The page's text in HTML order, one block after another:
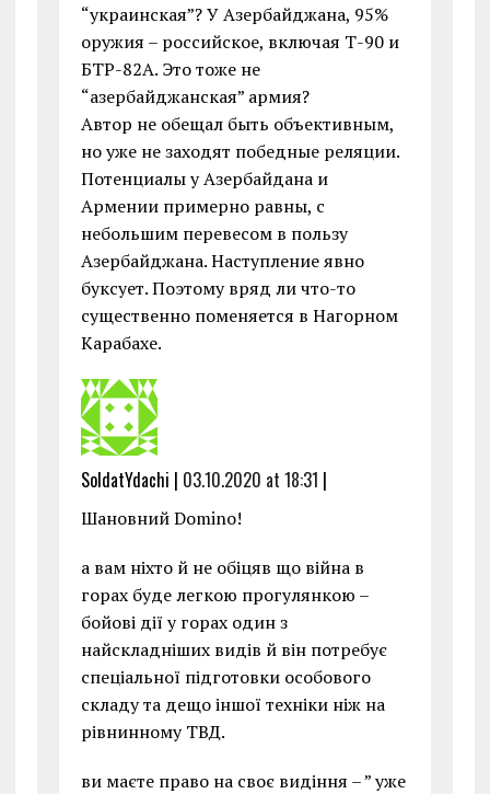
“украинская”? У Азербайджана, 95%
оружия – российское, включая Т-90 и
БТР-82А. Это тоже не
“азербайджанская” армия?
Автор не обещал быть объективным,
но уже не заходят победные реляции.
Потенциалы у Азербайдана и
Армении примерно равны, с
небольшим перевесом в пользу
Азербайджана. Наступление явно
буксует. Поэтому вряд ли что-то
существенно поменяется в Нагорном
Карабахе.
SoldatYdachi | 03.10.2020 at 18:31 |
Шановний Domino!
а вам ніхто й не обіцяв що війна в
горах буде легкою прогулянкою –
бойові дії у горах один з
найскладніших видів й він потребує
спеціальної підготовки особового
складу та дещо іншої техніки ніж на
рівнинному ТВД.
ви маєте право на своє видіння – ” уже